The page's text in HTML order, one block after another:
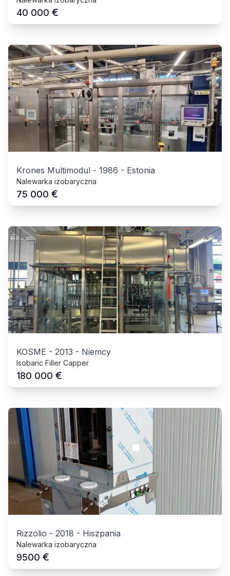
40 000 €
Krones Multimodul - 1986 - Estonia
Nalewarka izobaryczna
75 000 €
KOSME - 2013 - Niemcy
Isobaric Filler Capper
180 000 €
Rizzolio - 2018 - Hiszpania
Nalewarka izobaryczna
9500 €